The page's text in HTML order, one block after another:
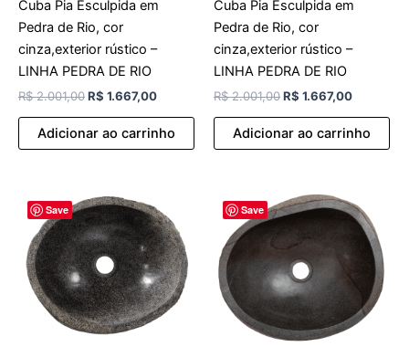
Cuba Pia Esculpida em
Pedra de Rio, cor
cinza,exterior rústico –
LINHA PEDRA DE RIO
R$2.001,00R$ 1.667,00
Adicionar ao carrinho
Cuba Pia Esculpida em
Pedra de Rio, cor
cinza,exterior rústico –
LINHA PEDRA DE RIO
R$2.001,00R$ 1.667,00
Adicionar ao carrinho
Save
O
preço
original
era:
R$ 2.001,00.
preço
atual
é:
R$ 1.667,00.
Save
O
preço
original
era:
R$ 2.001,00.
preço
atual
R$